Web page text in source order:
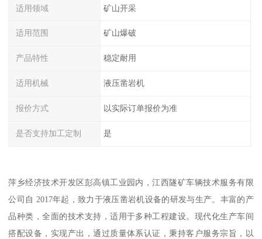
适用领域 矿山开采
适用范围 矿山爆破
产品特性 稳定耐用
适用机械 液压凿岩机
报价方式 以实际订单报价为准
是否支持加工定制 是
萍乡经济技术开发区彭高镇工业园内，江西隧矿车辆技术服务有限
公司自 2017年起，致力于液压凿岩机设备的研发与生产。丰富的产
品种类，全面的技术支持，适用于多种工程建设。现代化生产车间
搭配设备，实现产出，通过质量体系认证，秉持客户服务宗旨，以